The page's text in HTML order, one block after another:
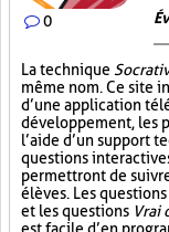
0
La technique
même nom. Ce site
d’une application
développement, les
l’aide d’un support
questions
permettront de
élèves. Les
et les questions Vrai